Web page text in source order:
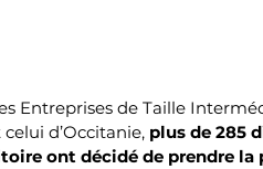
Entreprises de Taille
d’Occitanie, plus de 285
ont décidé de prendre la